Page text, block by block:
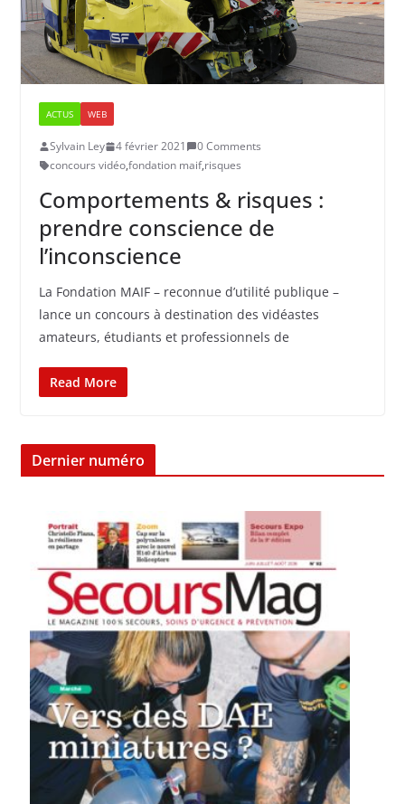
ACTUS WEB
Sylvain Ley 4 février 2021
0 Comments
concours vidéo,fondation maif,risques
Comportements & risques :
prendre conscience de
l’inconscience
La Fondation MAIF – reconnue d’utilité publique –
lance un concours à destination des vidéastes
amateurs, étudiants et professionnels de
Read More
Dernier numéro